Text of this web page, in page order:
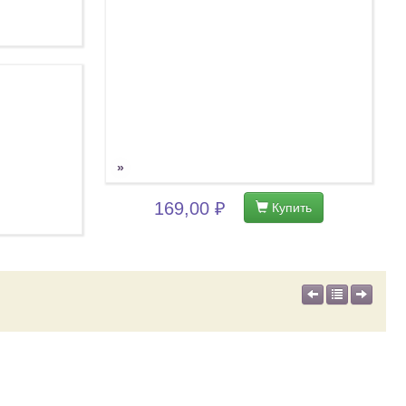
»
169,00 ₽ Купить